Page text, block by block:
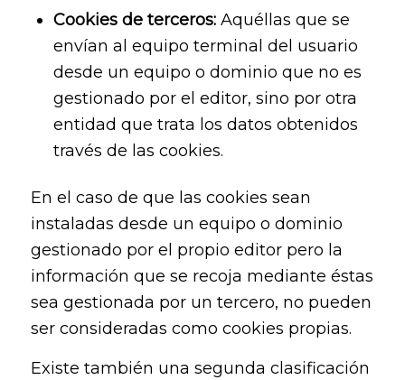
Cookies de terceros:Aquéllas que se
envían al equipo terminal del usuario
desde un equipo o dominio que no es
gestionado por el editor, sino por otra
entidad que trata los datos obtenidos
través de las cookies.
En el caso de que las cookies sean
instaladas desde un equipo o dominio
gestionado por el propio editor pero la
información que se recoja mediante éstas
sea gestionada por un tercero, no pueden
ser consideradas como cookies propias.
Existe también una segunda clasificación